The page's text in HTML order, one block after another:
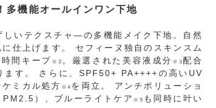
多機能オールインワン下地
しいテクスチャ―の多機能メイク下地。自然
仕上げます。 セフィーヌ独自のスキンスム
間キープ ※2 。厳選された美容液成分 ※3 配合
ます。 さらに、SPF50+ PA++++の高いUV
ミカル処方 ※4 を両立。 アンチポリューショ
）、ブルーライトケア ※5 も同時に叶い